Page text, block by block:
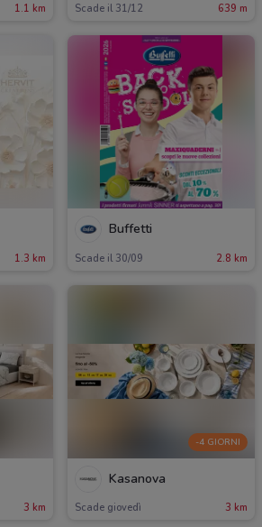
1.1 km Scade il 31/12 639 m
1.3 km
Buffetti
Scade il 30/09 2.8 km
3 km
-4 GIORNI
Kasanova
Scade giovedì 3 km